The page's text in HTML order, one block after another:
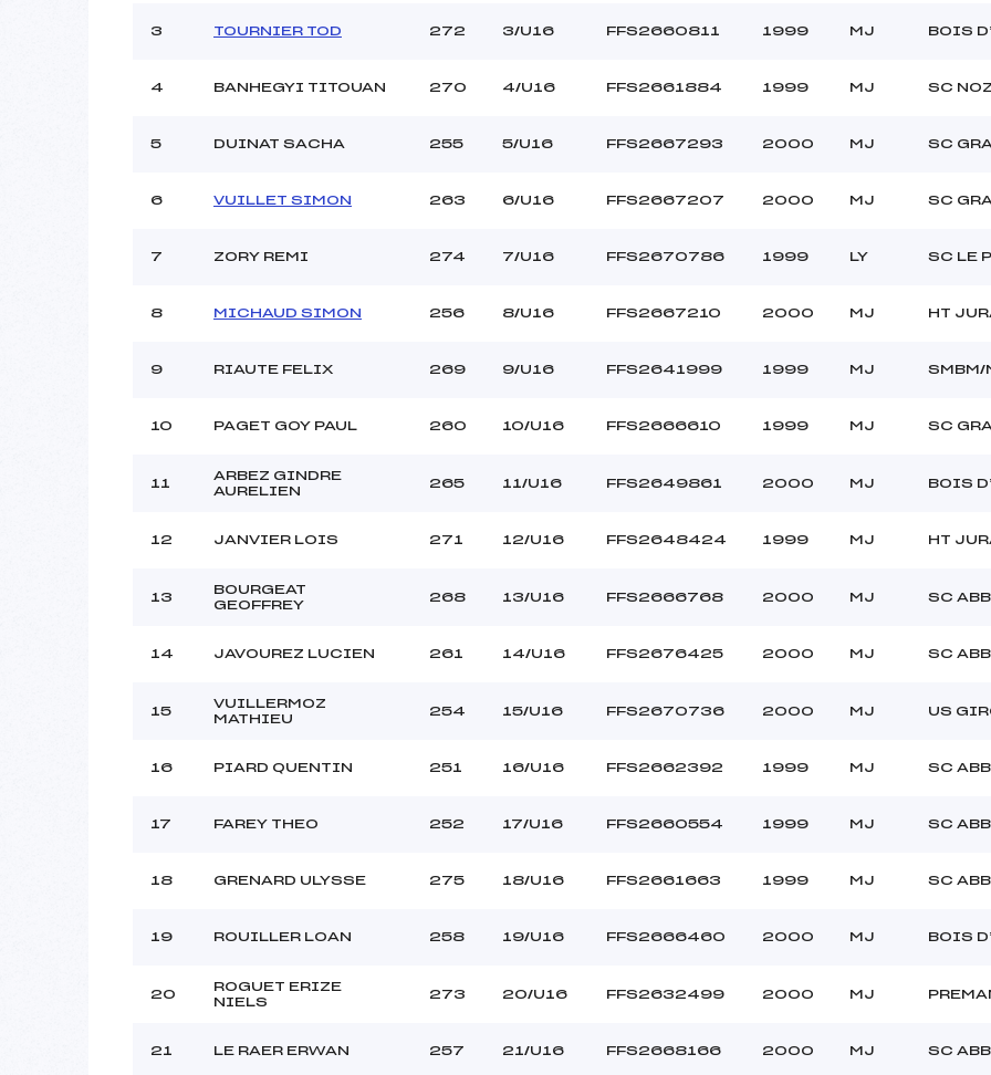
Pénalité appliquée :
–
Catégorie :
U16
3 TOURNIER TOD 272 3/U16 FFS2660811 1999 MJ BOIS
4 BANHEGYI TITOUAN 270 4/U16 FFS2661884 1999 MJ SC
5 DUINAT SACHA 255 5/U16 FFS2667293 2000 MJ SC
6 VUILLET SIMON 263 6/U16 FFS2667207 2000 MJ SC
7 ZORY REMI 274 7/U16 FFS2670786 1999 LY SC LE
8 MICHAUD SIMON 256 8/U16 FFS2667210 2000 MJ HT
9 RIAUTE FELIX 269 9/U16 FFS2641999 1999 MJ SMBM/
10 PAGET GOY PAUL 260 10/U16 FFS2666610 1999 MJ SC
11
ARBEZ GINDRE
AURELIEN
265 11/U16 FFS2649861 2000 MJ BOIS
12 JANVIER LOIS 271 12/U16 FFS2648424 1999 MJ HT
13
BOURGEAT
GEOFFREY
268 13/U16 FFS2666768 2000 MJ SC
14 JAVOUREZ LUCIEN 261 14/U16 FFS2676425 2000 MJ SC
15
VUILLERMOZ
MATHIEU
254 15/U16 FFS2670736 2000 MJ US
16 PIARD QUENTIN 251 16/U16 FFS2662392 1999 MJ SC
17 FAREY THEO 252 17/U16 FFS2660554 1999 MJ SC
18 GRENARD ULYSSE 275 18/U16 FFS2661663 1999 MJ SC
19 ROUILLER LOAN 258 19/U16 FFS2666460 2000 MJ BOIS
20
ROGUET ERIZE
NIELS
273 20/U16 FFS2632499 2000 MJ
21 LE RAER ERWAN 257 21/U16 FFS2668166 2000 MJ SC